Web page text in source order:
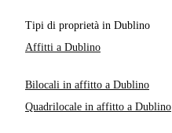
Tipi di proprietà in Dublino
Affitti a Dublino
Bilocali in affitto a Dublino
Quadrilocale in affitto a Dublino